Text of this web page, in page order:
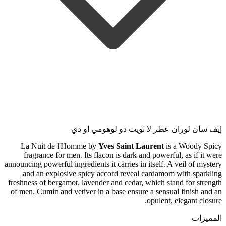
إيف سان لوران عطر لا نويت دو لوهومي او دي
La Nuit de l'Homme by Yves Saint Laurent is a Woody Spicy
fragrance for men. Its flacon is dark and powerful, as if it were
announcing powerful ingredients it carries in itself. A veil of mystery
and an explosive spicy accord reveal cardamom with sparkling
freshness of bergamot, lavender and cedar, which stand for strength
of men. Cumin and vetiver in a base ensure a sensual finish and an
opulent, elegant closure.
المميزات